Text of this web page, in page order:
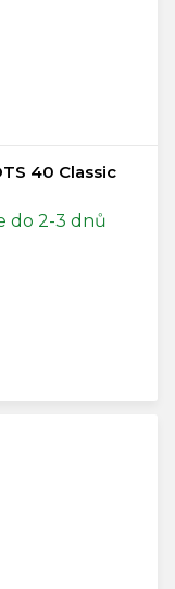
40 Classic
do 2-3 dnů